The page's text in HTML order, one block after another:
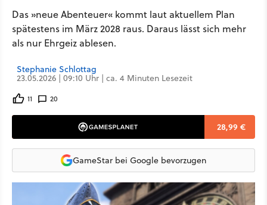
Das »neue Abenteuer« kommt laut aktuellem Plan
spätestens im März 2028 raus. Daraus lässt sich mehr
als nur Ehrgeiz ablesen.
Stephanie Schlottag
23.05.2026 | 09:10 Uhr | ca. 4 Minuten Lesezeit
11 20
28,99 €
GameStar bei Google bevorzugen